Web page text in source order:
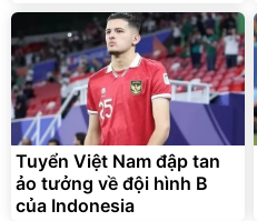
Tuyển Việt Nam đập tan
ảo tưởng về đội hình B
của Indonesia